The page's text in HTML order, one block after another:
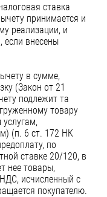
ставка
принимается и
реализации, и
внесены
в сумме,
(Закон от 21
подлежит та
товару
(п. 6 ст. 172 НК
по
ставке 20/120, в
нее товары,
исчисленный с
покупателю.